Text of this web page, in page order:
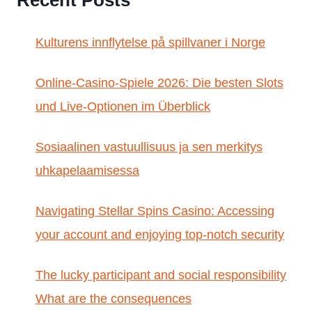
Kulturens innflytelse på spillvaner i Norge
Online-Casino-Spiele 2026: Die besten Slots
und Live-Optionen im Überblick
Sosiaalinen vastuullisuus ja sen merkitys
uhkapelaamisessa
Navigating Stellar Spins Casino: Accessing
your account and enjoying top-notch security
The lucky participant and social responsibility
What are the consequences